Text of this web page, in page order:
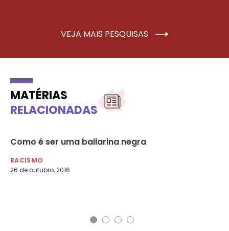
VEJA MAIS PESQUISAS
MATÉRIAS
RELACIONADAS
Como é ser uma bailarina negra
RACISMO
26 de outubro, 2016